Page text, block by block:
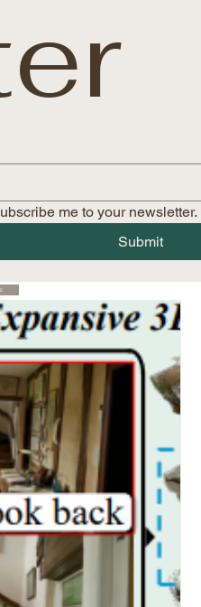
me to your newsletter.
Submit